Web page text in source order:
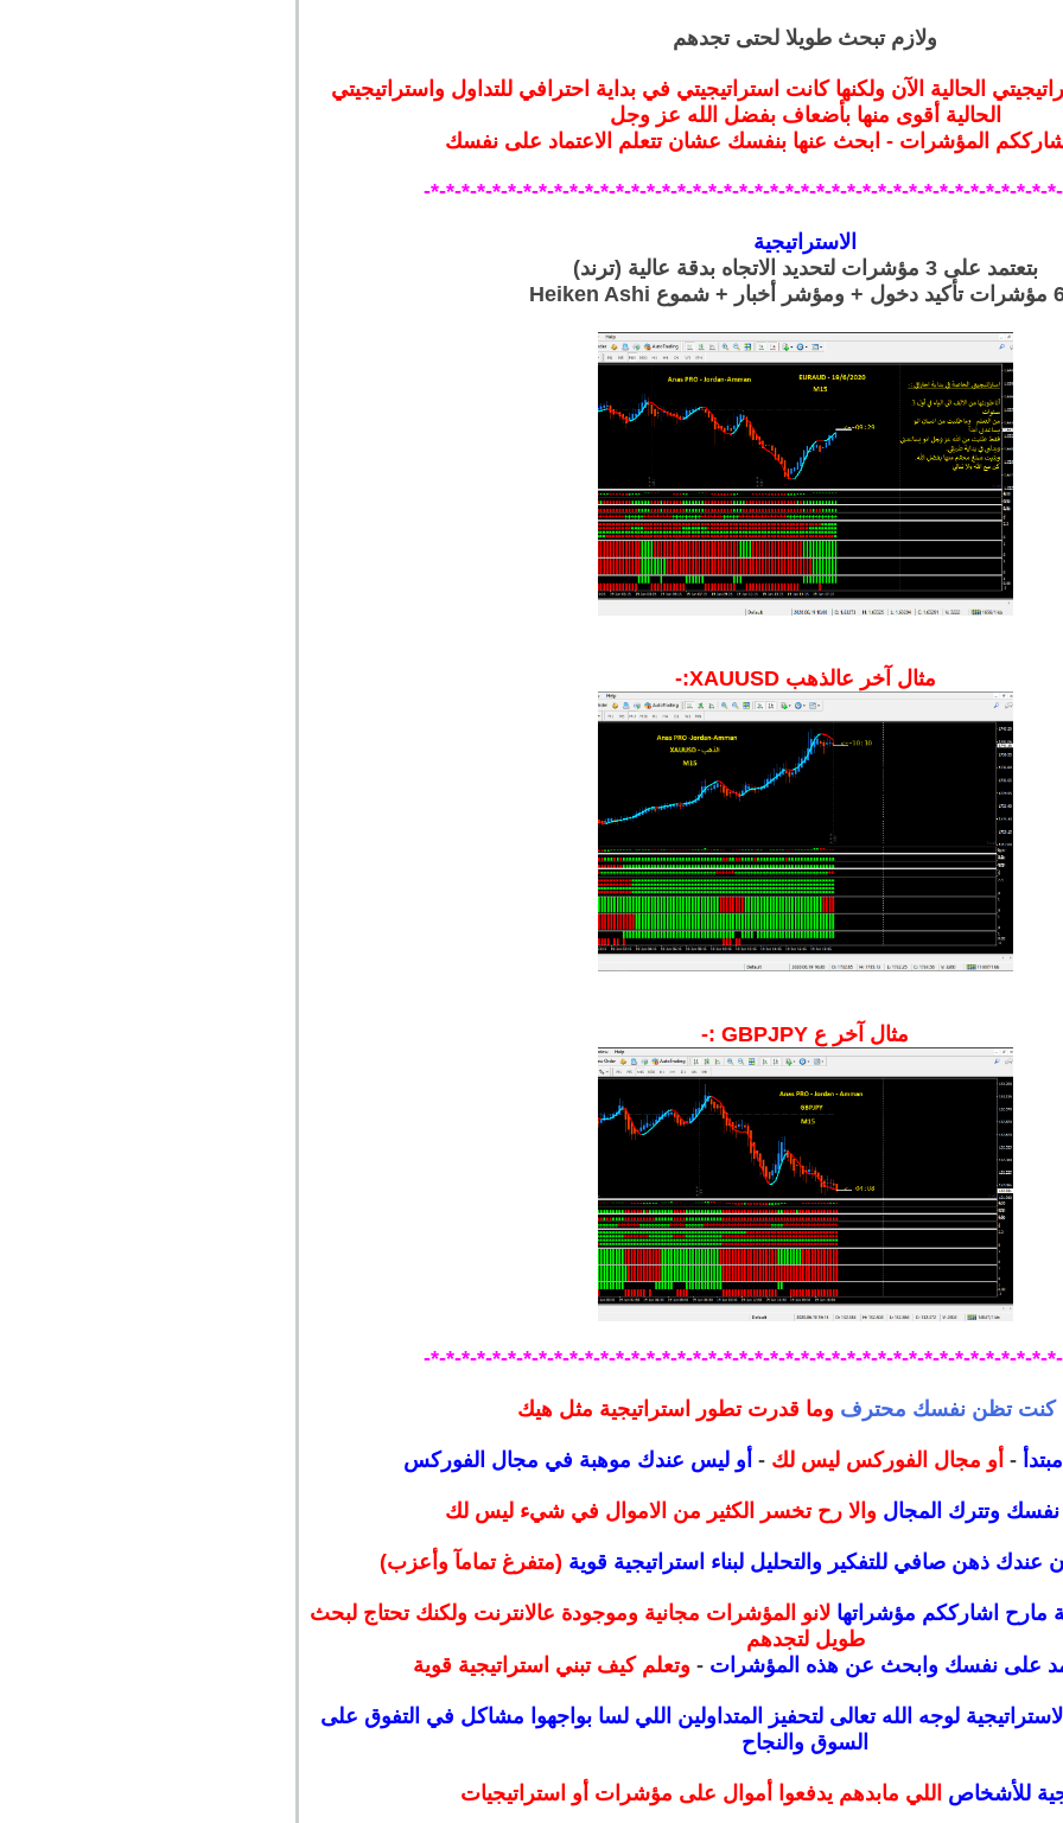
ولازم تبحث طويلا لحتى تجدهم
الحالية الآن ولكنها كانت استراتيجيتي في بداية احترافي للتداول واستراتيجيتي
الحالية أقوى منها بأضعاف بفضل الله عز وجل
المؤشرات - ابحث عنها بنفسك عشان تتعلم الاعتماد على نفسك
-*-*-*-*-*-*-*-*-*-*-*-*-*-*-*-*-*-*-*-*-*-*-*-*-*-*-*-*-*-*-*-*-*-*-*-*-*-*-*-*-
الاستراتيجية
بتعتمد على 3 مؤشرات لتحديد الاتجاه بدقة عالية (ترند)
مثال آخر عالذهب XAUUSD:-
مثال آخر ع GBPJPY :-
-*-*-*-*-*-*-*-*-*-*-*-*-*-*-*-*-*-*-*-*-*-*-*-*-*-*-*-*-*-*-*-*-*-*-*-*-*-*-*-*-
كنت تظن نفسك محترف وما قدرت تطور استراتيجية مثل هيك
-أو مجال الفوركس ليس لك - أو ليس عندك موهبة في مجال الفوركس
نفسك وتترك المجال والا رح تخسر الكثير من الاموال في شيء ليس لك
ذهن صافي للتفكير والتحليل لبناء استراتيجية قوية (متفرغ تمامآ وأعزب)
مارح اشارككم مؤشراتها لانو المؤشرات مجانية وموجودة عالانترنت ولكنك تحتاج لبحث
طويل لتجدهم
على نفسك وابحث عن هذه المؤشرات -وتعلم كيف تبني استراتيجية قوية
لوجه الله تعالى لتحفيز المتداولين اللي لسا بواجهوا مشاكل في التفوق على
السوق والنجاح
للأشخاص اللي مابدهم يدفعوا أموال على مؤشرات أو استراتيجيات